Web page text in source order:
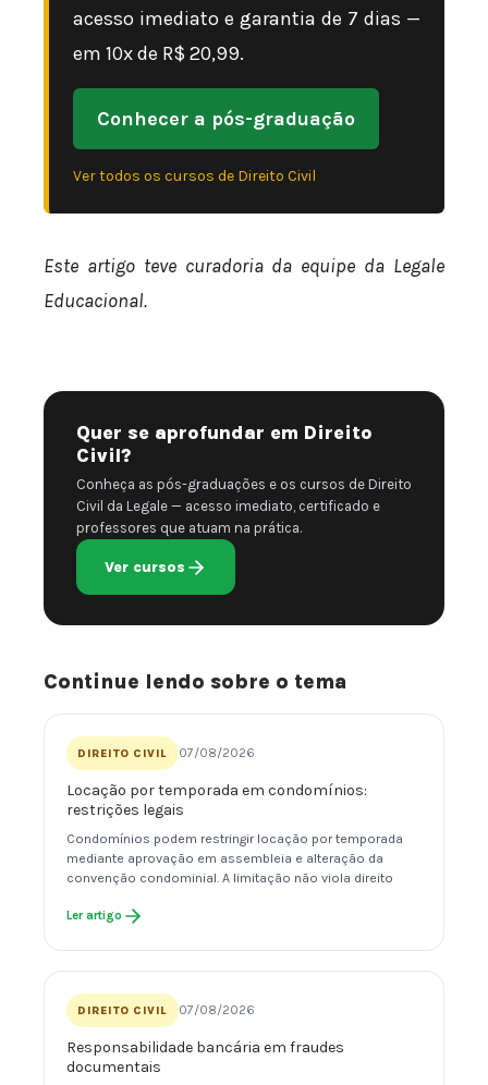
acesso imediato e garantia de 7 dias —
em 10x de R$ 20,99.
Conhecer a pós-graduação
Ver todos os cursos de Direito Civil
Este artigo teve curadoria da equipe da Legale
Educacional.
Quer se aprofundar em Direito
Civil?
Conheça as pós-graduações e os cursos de Direito
Civil da Legale — acesso imediato, certificado e
professores que atuam na prática.
Ver cursos
Continue lendo sobre o tema
DIREITO CIVIL 07/08/2026
Locação por temporada em condomínios:
restrições legais
Condomínios podem restringir locação por temporada
mediante aprovação em assembleia e alteração da
convenção condominial. A limitação não viola direito
Ler artigo
DIREITO CIVIL 07/08/2026
Responsabilidade bancária em fraudes
documentais